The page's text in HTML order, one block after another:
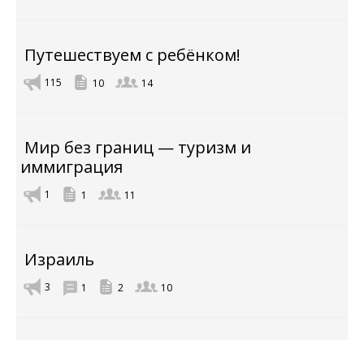
Путешествуем с ребёнком!
115 10 14
Мир без границ — туризм и
иммиграция
1 1 11
Израиль
3 1 2 10